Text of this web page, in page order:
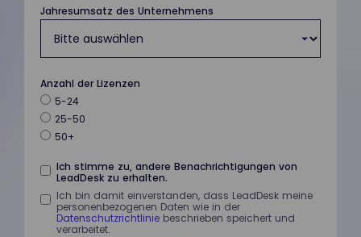
Jahresumsatz des Unternehmens
Anzahl der Lizenzen
5-24
25-50
50+
Ich stimme zu, andere Benachrichtigungen von
LeadDesk zu erhalten.
Ich bin damit einverstanden, dass LeadDesk meine
personenbezogenen Daten wie in der
Datenschutzrichtlinie beschrieben speichert und
verarbeitet.